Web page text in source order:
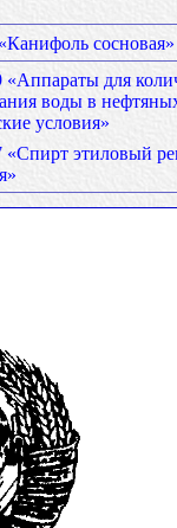
сосновая»
для
воды в
условия»
этиловый